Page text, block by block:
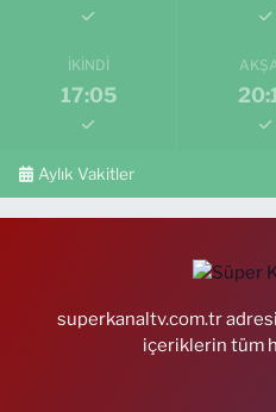
İKINDI
17:05
Aylık Vakitler
superkanaltv.com.tr
içeriklerin tüm